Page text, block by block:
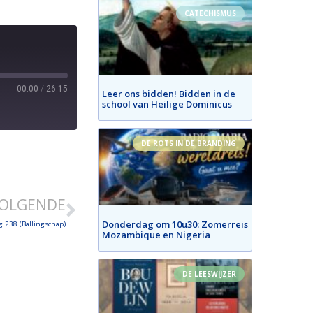
00:00 / 26:15
238 (Ballingschap)
CATECHISMUS
Leer ons bidden! Bidden in de
school van Heilige Dominicus
DE ROTS IN DE BRANDING
Donderdag om 10u30: Zomerreis
Mozambique en Nigeria
DE LEESWIJZER